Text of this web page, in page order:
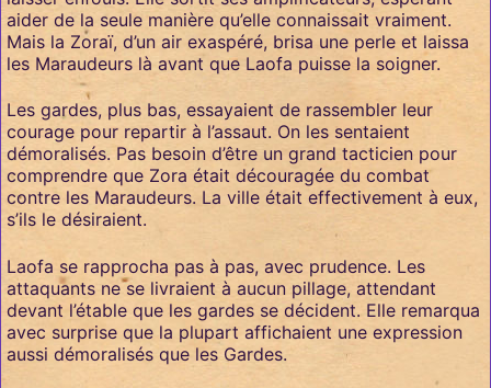
aider de la seule manière qu’elle connaissait vraiment.
Mais la Zoraï, d’un air exaspéré, brisa une perle et laissa
les Maraudeurs là avant que Laofa puisse la soigner.
Les gardes, plus bas, essayaient de rassembler leur
courage pour repartir à l’assaut. On les sentaient
démoralisés. Pas besoin d’être un grand tacticien pour
comprendre que Zora était découragée du combat
contre les Maraudeurs. La ville était effectivement à eux,
s’ils le désiraient.
Laofa se rapprocha pas à pas, avec prudence. Les
attaquants ne se livraient à aucun pillage, attendant
devant l’étable que les gardes se décident. Elle remarqua
avec surprise que la plupart affichaient une expression
aussi démoralisés que les Gardes.